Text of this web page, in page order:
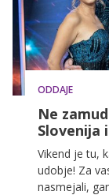
ODDAJE
Ne
Slovenija
Vikend je tu,
udobje! Za
nasmejali,